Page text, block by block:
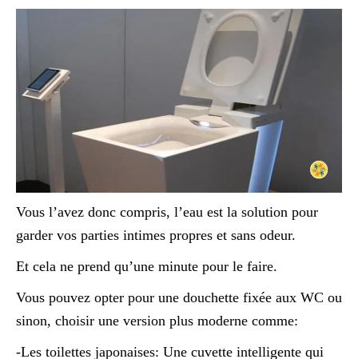
Vous l’avez donc compris, l’eau est la solution pour
garder vos parties intimes propres et sans odeur.
Et cela ne prend qu’une minute pour le faire.
Vous pouvez opter pour une douchette fixée aux WC ou
sinon, choisir une version plus moderne comme:
-Les toilettes japonaises: Une cuvette intelligente qui